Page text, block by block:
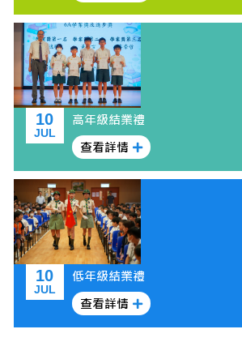
10
JUL
高年級結業禮
查看詳情
10
JUL
低年級結業禮
查看詳情